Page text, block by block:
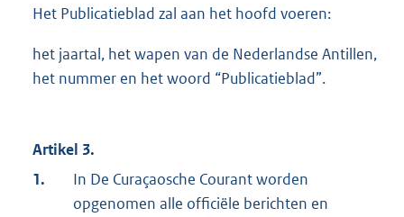
Het Publicatieblad zal aan het hoofd voeren:
het jaartal, het wapen van de Nederlandse Antillen,
het nummer en het woord “Publicatieblad”.
Artikel 3.
1.
In De Curaçaosche Courant worden
opgenomen alle officiële berichten en